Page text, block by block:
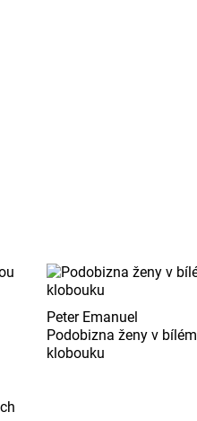
Peter Emanuel
Podobizna ženy v bílém
klobouku